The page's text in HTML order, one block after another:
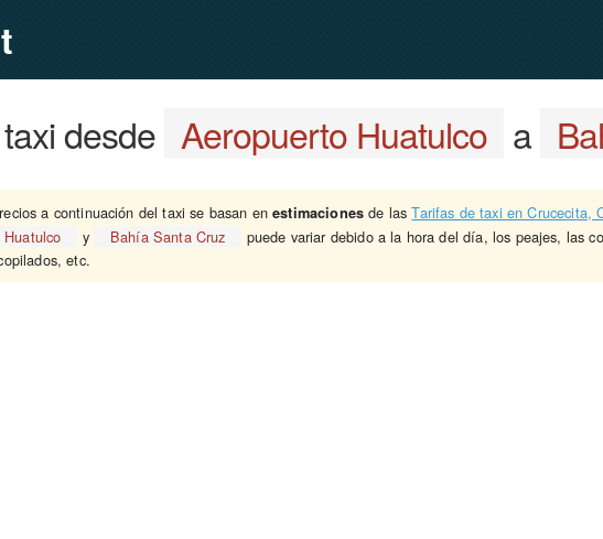
desde Aeropuerto Huatulco a
a continuación del taxi se basan enestimaciones de lasTarifas de taxi en Crucecita,
y Bahía Santa Cruz
puede variar debido a la hora del día, los peajes, las
etc.